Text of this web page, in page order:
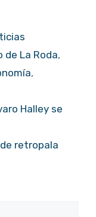
La Roda,
,
Halley se
retropala